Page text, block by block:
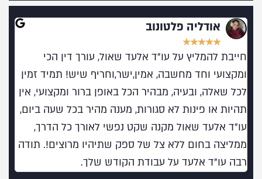
אודליה פלטונוב
★
★
★
★
★
חייבת להמליץ על עו"ד אלעד שאול, עורך דין הכי
ומקצועי וחד מחשבה, אמין,ישר,וחריף שיש! תמיד זמין
לכל שאלה, ובעיה, מבהיר הכל באופן ברור ומקצועי, אין
תהיות או פינות לא סגורות, מענה מהיר בכל שעה ביום,
עו"ד אלעד שאול מקנה שקט נפשי לאורך כל הדרך,
ממליצה בחום ללא צל של ספק שתיהיו מרוצים!. תודה
רבה עו"ד אלעד על עבודת הקודש שלך.